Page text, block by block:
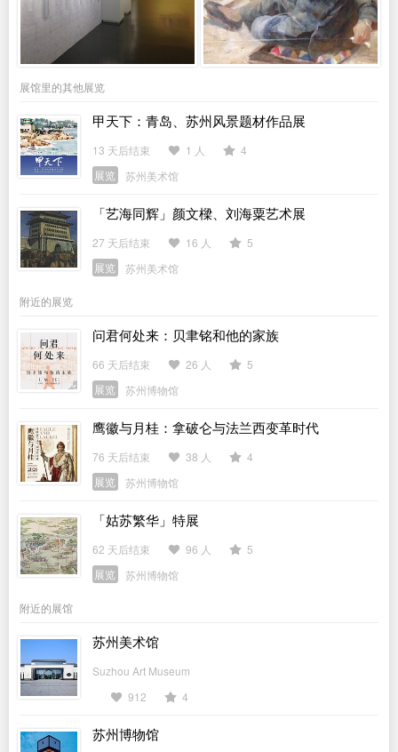
展馆里的其他展览
甲天下：青岛、苏州风景题材作品展
13 天后结束 1 人
4
展览
苏州美术馆
「艺海同辉」颜文樑、刘海粟艺术展
27 天后结束 16 人
5
展览
苏州美术馆
附近的展览
问君何处来：贝聿铭和他的家族
66 天后结束 26 人
5
展览
苏州博物馆
鹰徽与月桂：拿破仑与法兰西变革时代
76 天后结束 38 人
4
展览
苏州博物馆
「姑苏繁华」特展
62 天后结束 96 人
5
展览
苏州博物馆
附近的展馆
苏州美术馆
Suzhou Art Museum
912
4
苏州博物馆